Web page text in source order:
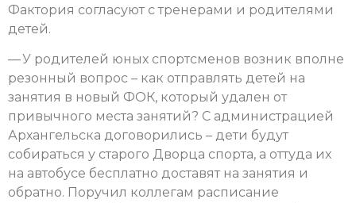
Фактория согласуют с тренерами и родителями
детей.
— У родителей юных спортсменов возник вполне
резонный вопрос – как отправлять детей на
занятия в новый ФОК, который удален от
привычного места занятий? С администрацией
Архангельска договорились – дети будут
собираться у старого Дворца спорта, а оттуда их
на автобусе бесплатно доставят на занятия и
обратно. Поручил коллегам расписание